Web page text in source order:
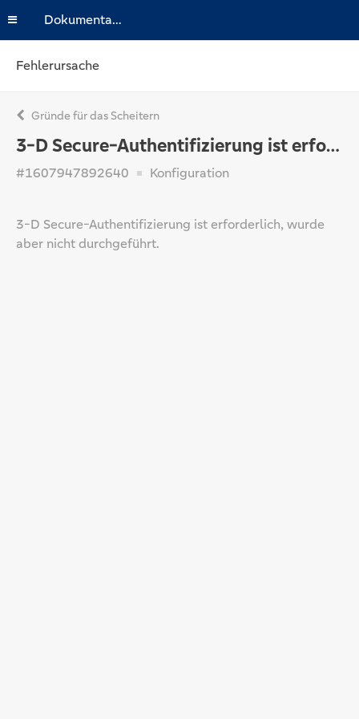
Dokumentation
Fehlerursache
Gründe für das Scheitern
3-D Secure-Authentifizierung ist erforderlich
#1607947892640 Konfiguration
3-D Secure-Authentifizierung ist erforderlich, wurde
aber nicht durchgeführt.